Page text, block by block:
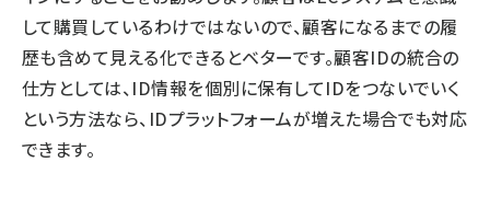
して購買しているわけではないので、顧客になるまでの履
歴も含めて見える化できるとベターです。顧客IDの統合の
仕方としては、ID情報を個別に保有してIDをつないでいく
という方法なら、IDプラットフォームが増えた場合でも対応
できます。